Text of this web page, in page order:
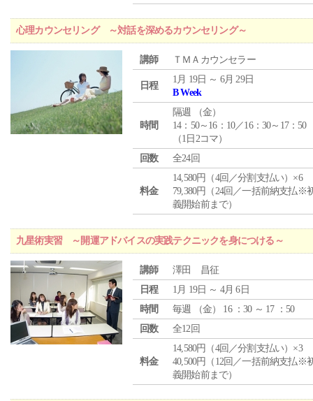
心理カウンセリング ～対話を深めるカウンセリング～
講師 ＴＭＡカウンセラー
日程
1月 19日 ～ 6月 29日
B Week
時間
隔週 （金）
14：50～16：10／16：30～17：50
（1日2コマ）
回数
全24回
料金
14,580円（4回／分割支払い）×6
79,380円（24回／一括前納支払※
義開始前まで）
九星術実習 ～開運アドバイスの実践テクニックを身につける～
講師
澤田 昌征
日程
1月 19日 ～ 4月 6日
時間
毎週 （金） 16 ：30 ～ 17 ：50
回数
全12回
料金
14,580円（4回／分割支払い）×3
40,500円（12回／一括前納支払※
義開始前まで）